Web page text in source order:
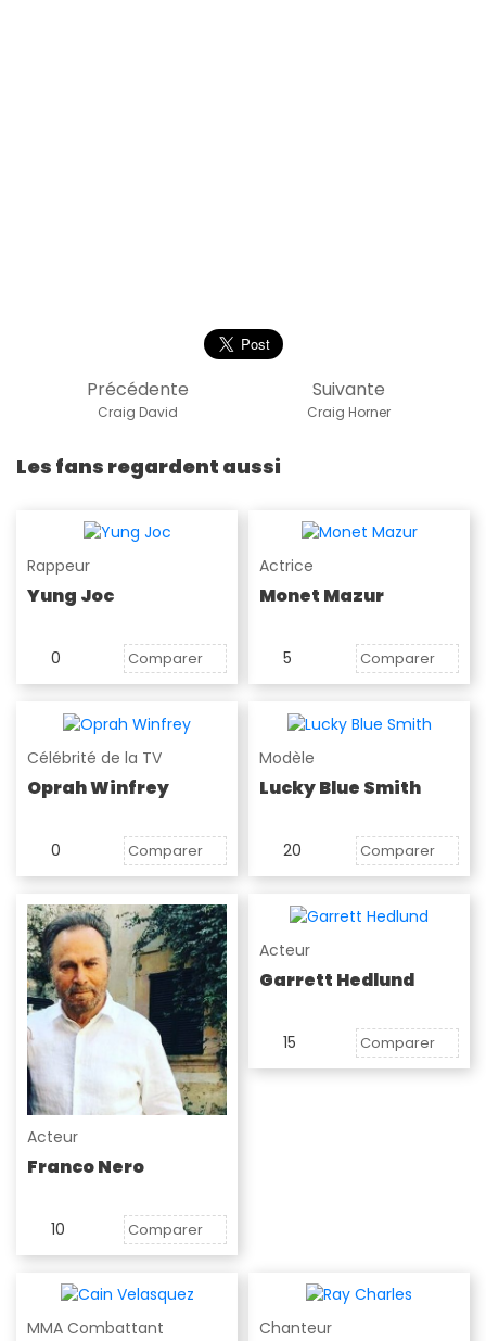
Suivante
Craig Horner
Précédente
Craig David
Les fans regardent aussi
Rappeur
Yung Joc
0 Comparer
Actrice
Monet Mazur
5 Comparer
Célébrité de la TV
Oprah Winfrey
0 Comparer
Modèle
Lucky Blue Smith
20 Comparer
Acteur
Franco Nero
10 Comparer
Acteur
Garrett Hedlund
15 Comparer
MMA Combattant Chanteur